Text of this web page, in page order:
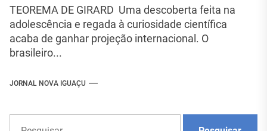
TEOREMA DE GIRARD Uma descoberta feita na
adolescência e regada à curiosidade científica
acaba de ganhar projeção internacional. O
brasileiro...
JORNAL NOVA IGUAÇU